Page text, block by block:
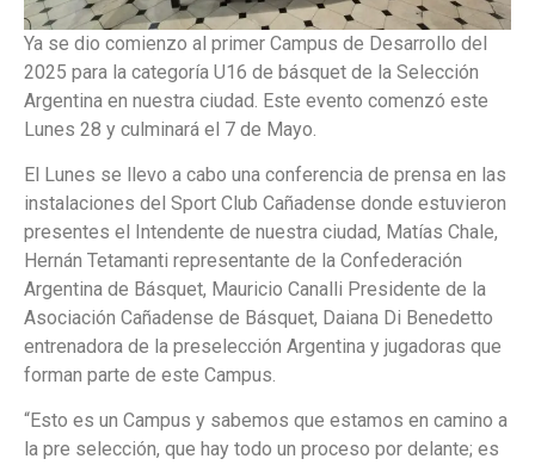
Ya se dio comienzo al primer Campus de Desarrollo del
2025 para la categoría U16 de básquet de la Selección
Argentina en nuestra ciudad. Este evento comenzó este
Lunes 28 y culminará el 7 de Mayo.
El Lunes se llevo a cabo una conferencia de prensa en las
instalaciones del Sport Club Cañadense donde estuvieron
presentes el Intendente de nuestra ciudad, Matías Chale,
Hernán Tetamanti representante de la Confederación
Argentina de Básquet, Mauricio Canalli Presidente de la
Asociación Cañadense de Básquet, Daiana Di Benedetto
entrenadora de la preselección Argentina y jugadoras que
forman parte de este Campus.
“Esto es un Campus y sabemos que estamos en camino a
la pre selección, que hay todo un proceso por delante; es